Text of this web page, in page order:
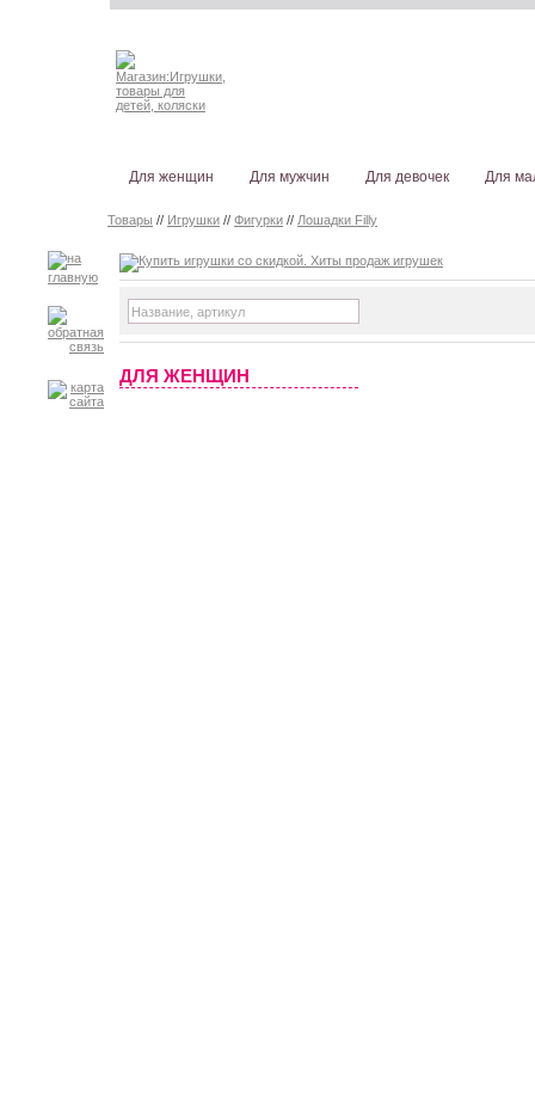
Для женщин Для мужчин Для девочек Для
Товары // Игрушки // Фигурки // Лошадки Filly
ДЛЯ ЖЕНЩИН